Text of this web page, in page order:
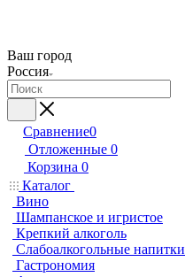
Ваш город
Россия
Сравнение0
Отложенные 0
Корзина 0
Каталог
Вино
Шампанское и игристое
Крепкий алкоголь
Слабоалкогольные напитки
Гастрономия